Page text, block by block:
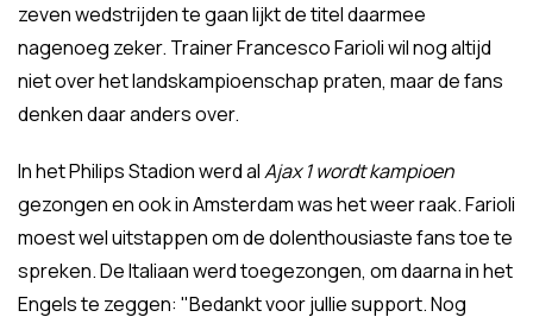
zeven wedstrijden te gaan lijkt de titel daarmee
nagenoeg zeker. Trainer Francesco Farioli wil nog altijd
niet over het landskampioenschap praten, maar de fans
denken daar anders over.
In het Philips Stadion werd alAjax 1 wordt kampioen
gezongen en ook in Amsterdam was het weer raak. Farioli
moest wel uitstappen om de dolenthousiaste fans toe te
spreken. De Italiaan werd toegezongen, om daarna in het
Engels te zeggen: "Bedankt voor jullie support. Nog